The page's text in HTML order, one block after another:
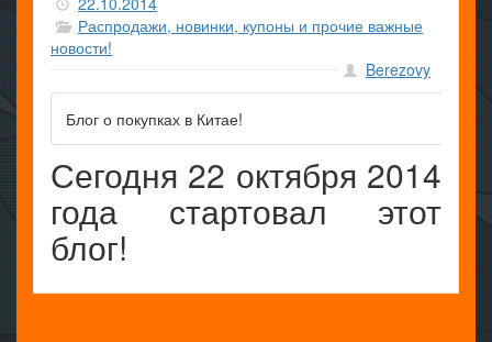
Распродажи, новинки, купоны и прочие важные
новости!
Berezovy
Блог о покупках в Китае!
Сегодня 22 октября 2014
года стартовал этот
блог!